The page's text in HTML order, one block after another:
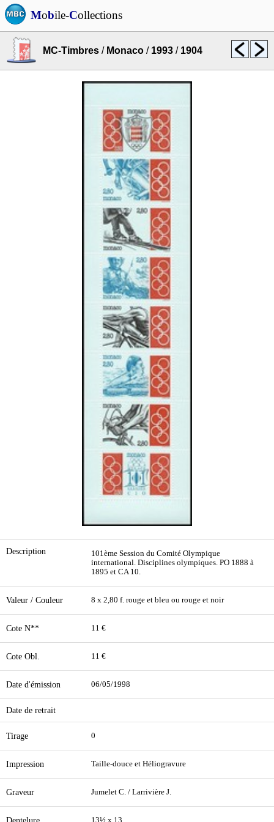
Mobile-Collections
MC-Timbres / Monaco / 1993 / 1904
Description
101ème Session du Comité Olympique
international. Disciplines olympiques. PO 1888 à
1895 et CA 10.
Valeur / Couleur 8 x 2,80 f. rouge et bleu ou rouge et noir
Cote N** 11 €
Cote Obl. 11 €
Date d'émission 06/05/1998
Date de retrait
Tirage 0
Impression Taille-douce et Héliogravure
Graveur Jumelet C. / Larrivière J.
13½ x 13